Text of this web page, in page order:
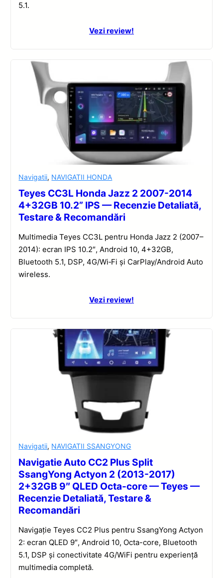
5.1.
Vezi review!
Navigatii, NAVIGATII HONDA
Teyes CC3L Honda Jazz 2 2007-2014
4+32GB 10.2” IPS — Recenzie Detaliată,
Testare & Recomandări
Multimedia Teyes CC3L pentru Honda Jazz 2 (2007–
2014): ecran IPS 10.2″, Android 10, 4+32GB,
Bluetooth 5.1, DSP, 4G/Wi‑Fi și CarPlay/Android Auto
wireless.
Vezi review!
Navigatii, NAVIGATII SSANGYONG
Navigatie Auto CC2 Plus Split
SsangYong Actyon 2 (2013-2017)
2+32GB 9″ QLED Octa-core — Teyes —
Recenzie Detaliată, Testare &
Recomandări
Navigație Teyes CC2 Plus pentru SsangYong Actyon
2: ecran QLED 9″, Android 10, Octa-core, Bluetooth
5.1, DSP și conectivitate 4G/WiFi pentru experiență
multimedia completă.